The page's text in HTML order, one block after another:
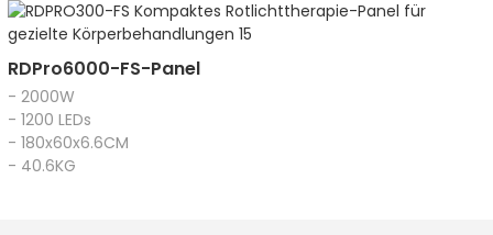
RDPro6000-FS-Panel
- 2000W
- 1200 LEDs
- 180x60x6.6CM
- 40.6KG